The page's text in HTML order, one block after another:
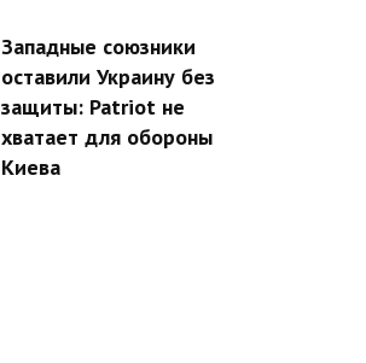
Западные союзники
оставили Украину без
защиты: Patriot не
хватает для обороны
Киева